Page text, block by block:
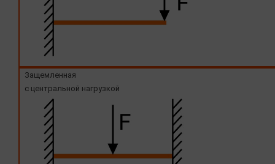
Защемленная
с центральной нагрузкой